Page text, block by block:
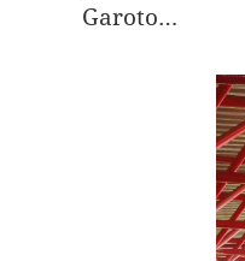
Garoto…